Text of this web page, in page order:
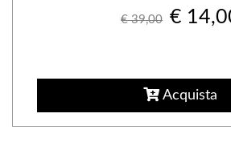
€ 39,00 €
Acquista